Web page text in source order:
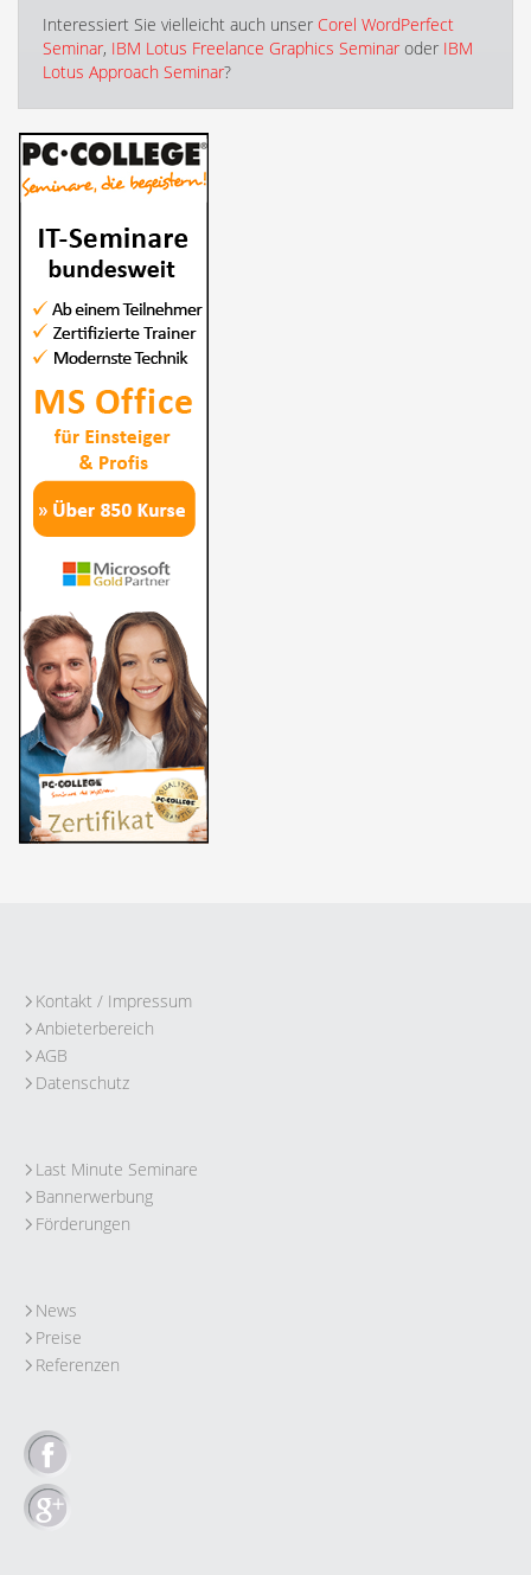
Interessiert Sie vielleicht auch unser Corel WordPerfect
Seminar, IBM Lotus Freelance Graphics Seminar oder IBM
Lotus Approach Seminar?
Kontakt / Impressum
Anbieterbereich
AGB
Datenschutz
Last Minute Seminare
Bannerwerbung
Förderungen
News
Preise
Referenzen